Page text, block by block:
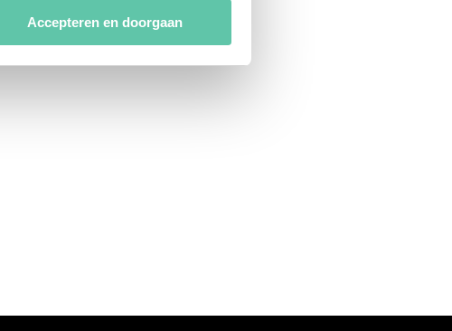
in het
detailgedeelte
van
cookies van derde partijen om
af te stemmen. Je kunt je
met het gebruik van alle
Accepteren en doorgaan